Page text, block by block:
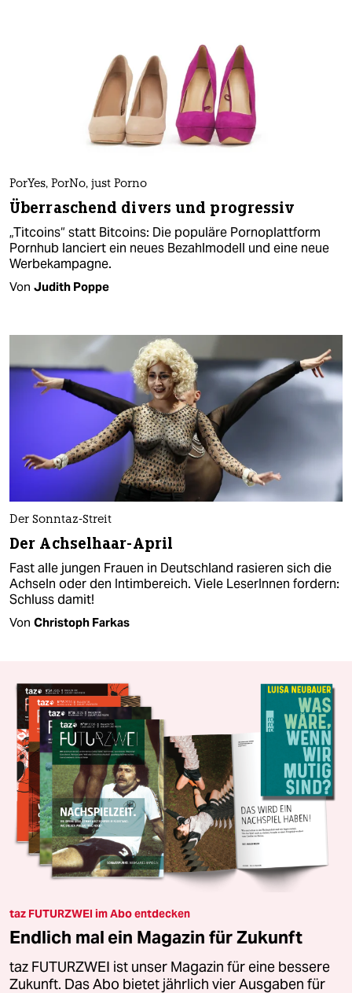
PorYes, PorNo, just Porno
Überraschend divers und progressiv
„Titcoins“ statt Bitcoins: Die populäre Pornoplattform
Pornhub lanciert ein neues Bezahlmodell und eine neue
Werbekampagne.
Von Judith Poppe
Der Sonntaz-Streit
Der Achselhaar-April
Fast alle jungen Frauen in Deutschland rasieren sich die
Achseln oder den Intimbereich. Viele LeserInnen fordern:
Schluss damit!
Von Christoph Farkas
taz FUTURZWEI im Abo entdecken
Endlich mal ein Magazin für Zukunft
taz FUTURZWEI ist unser Magazin für eine bessere
Zukunft. Das Abo bietet jährlich vier Ausgaben für